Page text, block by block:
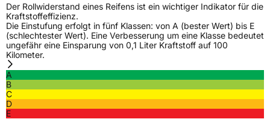
Der Rollwiderstand eines Reifens ist ein wichtiger Indikator für die
Kraftstoffeffizienz.
Die Einstufung erfolgt in fünf Klassen: von A (bester Wert) bis E
(schlechtester Wert). Eine Verbesserung um eine Klasse bedeutet
ungefähr eine Einsparung von 0,1 Liter Kraftstoff auf 100
Kilometer.
A
B
C
D
E